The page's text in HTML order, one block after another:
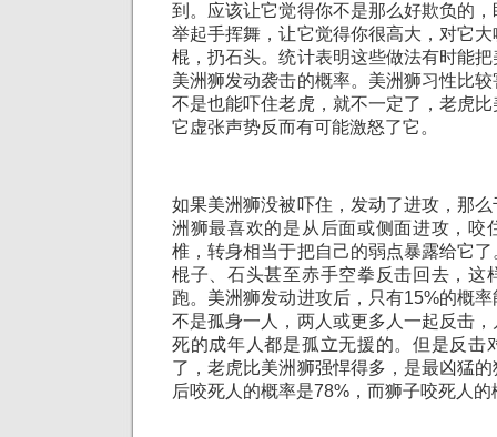
到。应该让它觉得你不是那么好欺负的
举起手挥舞，让它觉得你很高大，对它
棍，扔石头。统计表明这些做法有时能
美洲狮发动袭击的概率。美洲狮习性比
不是也能吓住老虎，就不一定了，老虎
它虚张声势反而有可能激怒了它。
如果美洲狮没被吓住，发动了进攻，那
洲狮最喜欢的是从后面或侧面进攻，咬
椎，转身相当于把自己的弱点暴露给它
棍子、石头甚至赤手空拳反击回去，这
跑。美洲狮发动进攻后，只有15%的概
不是孤身一人，两人或更多人一起反击
死的成年人都是孤立无援的。但是反击
了，老虎比美洲狮强悍得多，是最凶猛
后咬死人的概率是78%，而狮子咬死人